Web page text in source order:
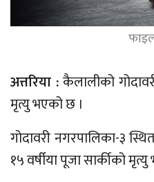
अत्तरिया :कैलालीको
मृत्यु भएको छ ।
गोदावरी नगरपालिका-३
१५ वर्षीया पूजा सार्कीको